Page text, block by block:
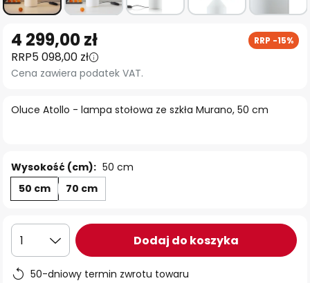
na
początek
galerii
Oluce Atollo - lampa stołowa ze szkła Murano, 50 cm
4 299,00 zł RRP -15%
RRP5 098,00 zł
Cena zawiera podatek VAT.
Wysokość (cm): 50 cm
50 cm
70 cm
1 Dodaj do koszyka
50-dniowy termin zwrotu towaru